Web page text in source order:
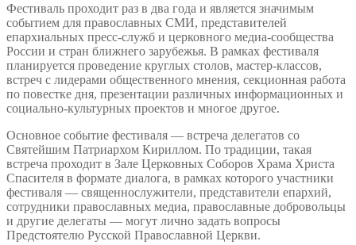
Фестиваль проходит раз в два года и является значимым
событием для православных СМИ, представителей
епархиальных пресс-служб и церковного медиа-сообщества
России и стран ближнего зарубежья. В рамках фестиваля
планируется проведение круглых столов, мастер-классов,
встреч с лидерами общественного мнения, секционная работа
по повестке дня, презентации различных информационных и
социально-культурных проектов и многое другое.
Основное событие фестиваля — встреча делегатов со
Святейшим Патриархом Кириллом. По традиции, такая
встреча проходит в Зале Церковных Соборов Храма Христа
Спасителя в формате диалога, в рамках которого участники
фестиваля — священнослужители, представители епархий,
сотрудники православных медиа, православные добровольцы
и другие делегаты — могут лично задать вопросы
Предстоятелю Русской Православной Церкви.